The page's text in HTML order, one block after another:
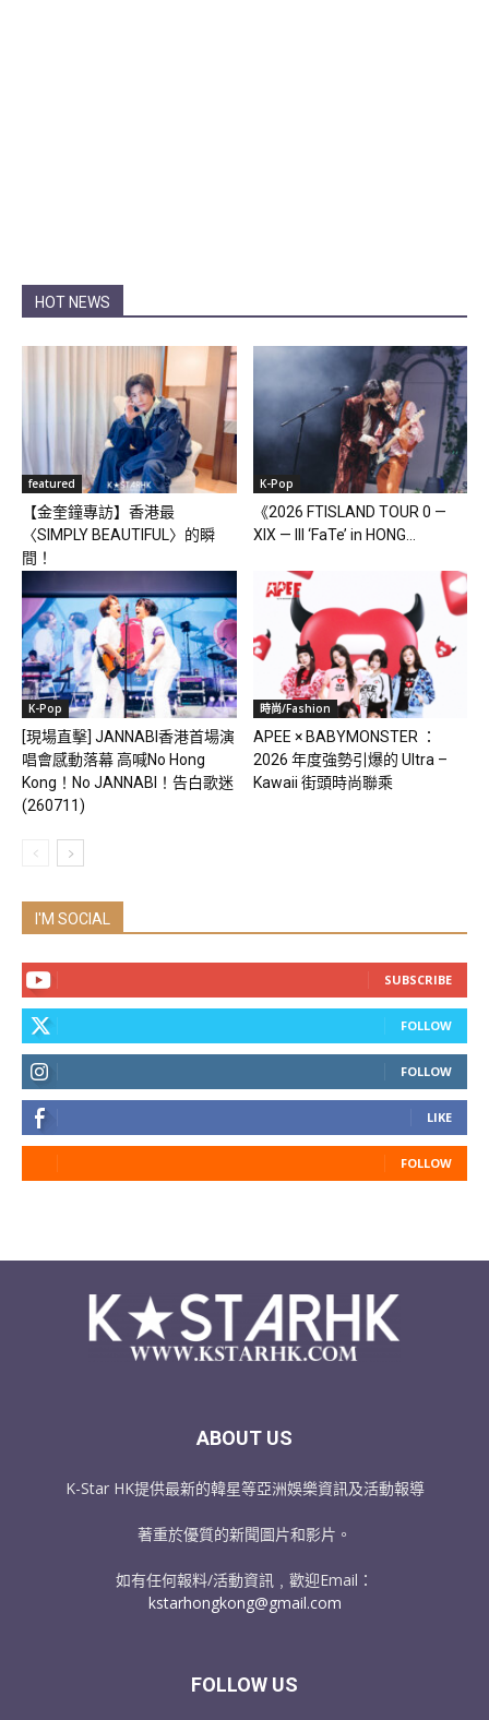
HOT NEWS
featured
【金奎鐘專訪】香港最
〈SIMPLY BEAUTIFUL〉的瞬
間！
K-Pop
《2026 FTISLAND TOUR 0 —
XIX — III ‘FaTe’ in HONG...
K-Pop
[現場直擊] JANNABI香港首場演
唱會感動落幕 高喊No Hong
Kong！No JANNABI！告白歌迷
(260711)
時尚/Fashion
APEE × BABYMONSTER ：
2026 年度強勢引爆的 Ultra –
Kawaii 街頭時尚聯乘
I'M SOCIAL
SUBSCRIBE
FOLLOW
FOLLOW
LIKE
FOLLOW
ABOUT US
K-Star HK提供最新的韓星等亞洲娛樂資訊及活動報導
著重於優質的新聞圖片和影片。
如有任何報料/活動資訊﹐歡迎Email：
kstarhongkong@gmail.com
FOLLOW US